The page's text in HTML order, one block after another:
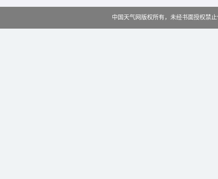
中国天气网版权所有，未经书面授权